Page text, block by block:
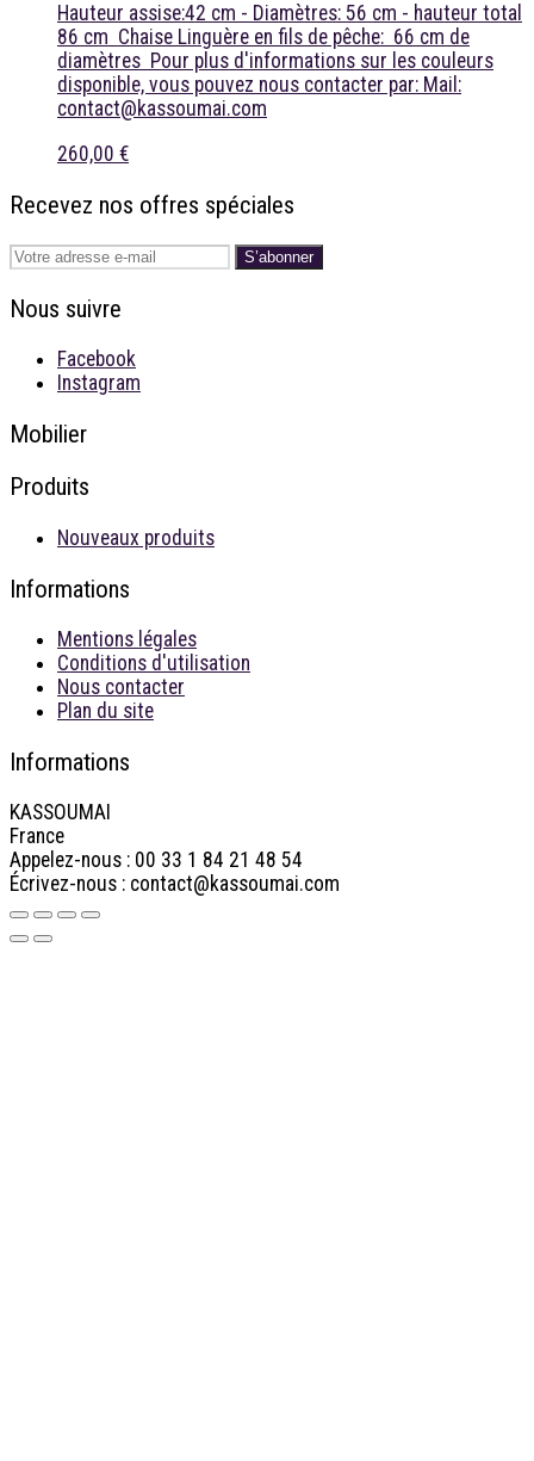
Hauteur assise:42 cm - Diamètres: 56 cm - hauteur total
86 cm Chaise Linguère en fils de pêche: 66 cm de
diamètres Pour plus d'informations sur les couleurs
disponible, vous pouvez nous contacter par: Mail:
contact@kassoumai.com
260,00 €
Recevez nos offres spéciales
S’abonner
Nous suivre
Facebook
Instagram
Mobilier
Produits
Nouveaux produits
Informations
Mentions légales
Conditions d'utilisation
Nous contacter
Plan du site
Informations
KASSOUMAI
France
Appelez-nous : 00 33 1 84 21 48 54
Écrivez-nous : contact@kassoumai.com